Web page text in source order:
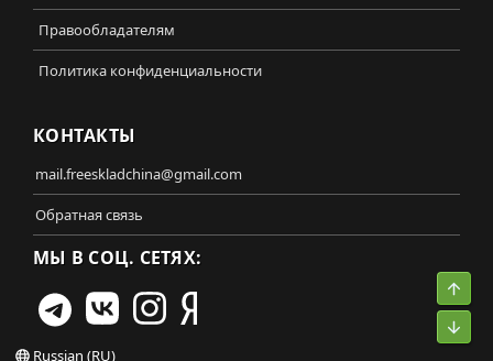
Правообладателям
Политика конфиденциальности
КОНТАКТЫ
mail.freeskladchina@gmail.com
Обратная связь
МЫ В СОЦ. СЕТЯХ:
Russian (RU)